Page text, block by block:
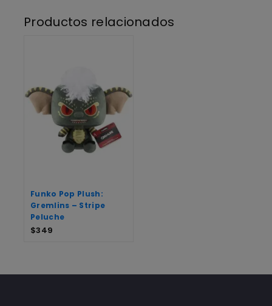
Productos relacionados
Funko Pop Plush:
Gremlins – Stripe
Peluche
$349